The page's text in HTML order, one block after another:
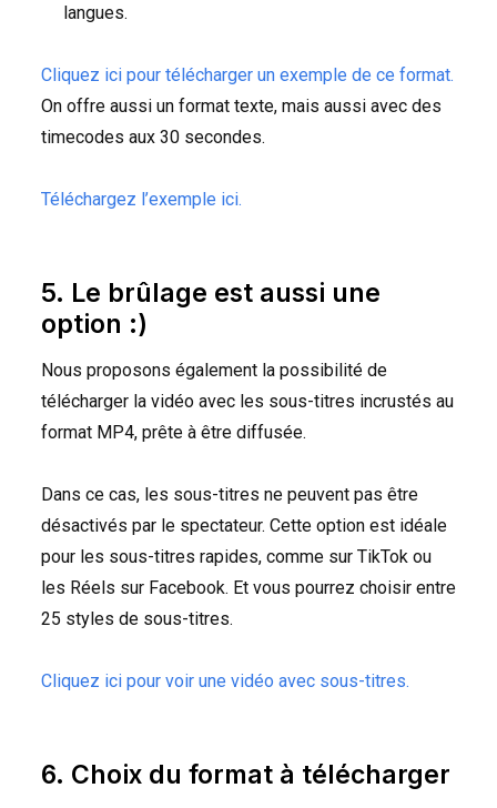
langues.
Cliquez ici pour télécharger un exemple de ce format.
On offre aussi un format texte, mais aussi avec des
timecodes aux 30 secondes.
Téléchargez l’exemple ici.
5. Le brûlage est aussi une
option :)
Nous proposons également la possibilité de
télécharger la vidéo avec les sous-titres incrustés au
format MP4, prête à être diffusée.
Dans ce cas, les sous-titres ne peuvent pas être
désactivés par le spectateur. Cette option est idéale
pour les sous-titres rapides, comme sur TikTok ou
les Réels sur Facebook. Et vous pourrez choisir entre
25 styles de sous-titres.
Cliquez ici pour voir une vidéo avec sous-titres.
6. Choix du format à télécharger